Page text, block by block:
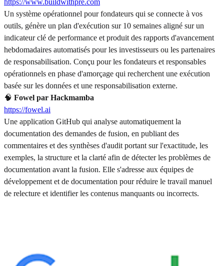
Un système opérationnel pour fondateurs qui se connecte à vos
outils, génère un plan d'exécution sur 10 semaines aligné sur un
indicateur clé de performance et produit des rapports d'avancement
hebdomadaires automatisés pour les investisseurs ou les partenaires
de responsabilisation. Conçu pour les fondateurs et responsables
opérationnels en phase d'amorçage qui recherchent une exécution
basée sur les données et une responsabilisation externe.
🧠 Fowel par Hackmamba
https://fowel.ai
Une application GitHub qui analyse automatiquement la
documentation des demandes de fusion, en publiant des
commentaires et des synthèses d'audit portant sur l'exactitude, les
exemples, la structure et la clarté afin de détecter les problèmes de
documentation avant la fusion. Elle s'adresse aux équipes de
développement et de documentation pour réduire le travail manuel
de relecture et identifier les contenus manquants ou incorrects.